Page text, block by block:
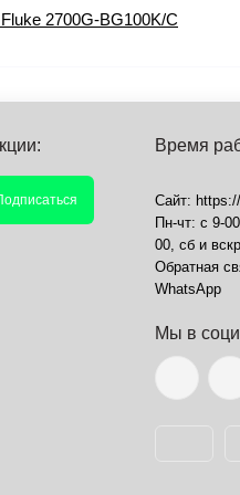
2700G-BG100K/C
Время
Сайт:
Пн-чт: с 9-
00, сб и
Обратная
WhatsApp
Мы в